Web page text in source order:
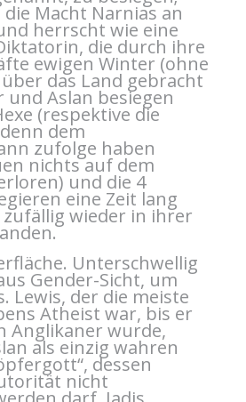
Macht Narnias an
herrscht wie eine
die durch ihre
ewigen Winter (ohne
das Land gebracht
und Aslan besiegen
(respektive die
dem
zufolge haben
nichts auf dem
und die 4
eine Zeit lang
zufällig wieder in ihrer
Unterschwellig
Gender-Sicht, um
Lewis, der die meiste
Atheist war, bis er
Anglikaner wurde,
als einzig wahren
dessen
nicht